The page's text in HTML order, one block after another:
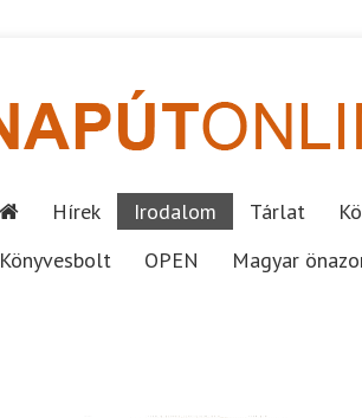
Hírek Irodalom Tárlat
Könyvesbolt
OPEN Magyar